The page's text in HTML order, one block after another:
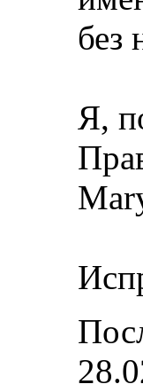
без
Я,